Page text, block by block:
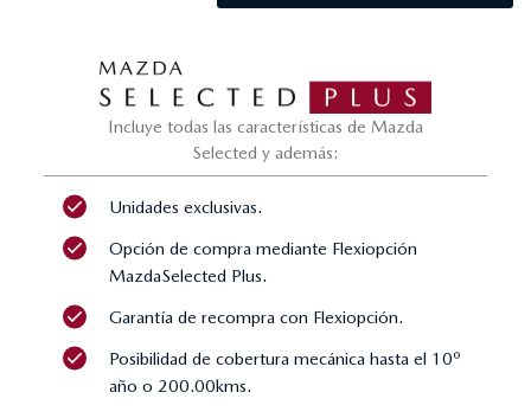
Incluye todas las características de Mazda
Selected y además:
Unidades exclusivas.
Opción de compra mediante Flexiopción
MazdaSelected Plus.
Garantía de recompra con Flexiopción.
Posibilidad de cobertura mecánica hasta el 10º
año o 200.00kms.